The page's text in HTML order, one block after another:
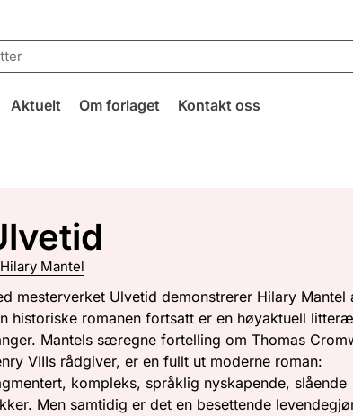
Aktuelt Om forlaget Kontakt oss
Hilary Mantel
mesterverket Ulvetid demonstrerer Hilary Mantel
historiske romanen fortsatt er en høyaktuell
Mantels særegne fortelling om Thomas
VIIIs rådgiver, er en fullt ut moderne roman:
kompleks, språklig nyskapende, slående
Men samtidig er det en besettende